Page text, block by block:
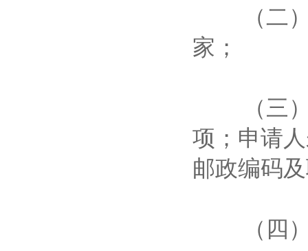
（二）
家；
（三）
项；申请
邮政编码
（四）